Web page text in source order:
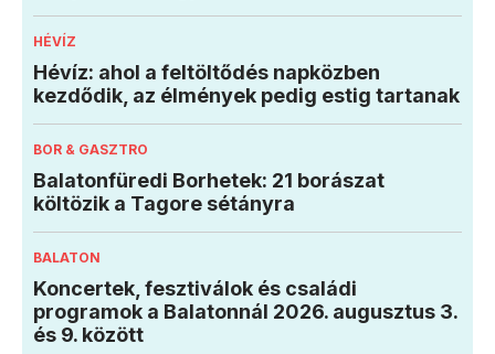
HÉVÍZ
Hévíz: ahol a feltöltődés napközben
kezdődik, az élmények pedig estig tartanak
BOR & GASZTRO
Balatonfüredi Borhetek: 21 borászat
költözik a Tagore sétányra
BALATON
Koncertek, fesztiválok és családi
programok a Balatonnál 2026. augusztus 3.
és 9. között